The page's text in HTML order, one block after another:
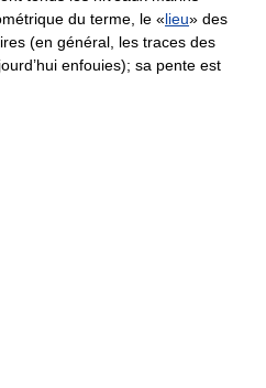
du terme, le «lieu» des
(en général, les traces des
enfouies); sa pente est